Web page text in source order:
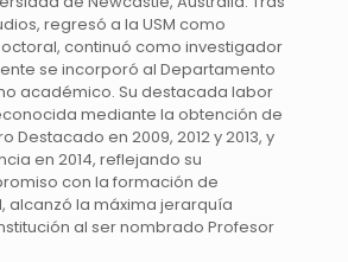
regresó a la USM como
continuó como investigador
se incorporó al Departamento
académico. Su destacada labor
mediante la obtención de
Destacado en 2009, 2012 y 2013, y
en 2014, reflejando su
con la formación de
alcanzó la máxima jerarquía
al ser nombrado Profesor